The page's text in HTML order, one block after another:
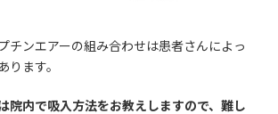
チンエアーの組み合わせは患者さんによっ
ります。
内で吸入方法をお教えしますので、難し